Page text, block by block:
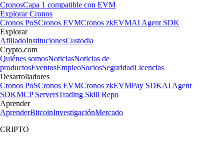
CronosCapa 1 compatible con EVM
Explorar Cronos
Cronos PoSCronos EVMCronos zkEVMAI Agent SDK
Explorar
AfiliadoInstitucionesCustodia
Crypto.com
Quiénes somosNoticiasNoticias de
productosEventosEmpleoSociosSeguridadLicencias
Desarrolladores
Cronos PoSCronos EVMCronos zkEVMPay SDKAI Agent
SDKMCP ServersTrading Skill Repo
Aprender
AprenderBitcoinInvestigaciónMercado
CRIPTO